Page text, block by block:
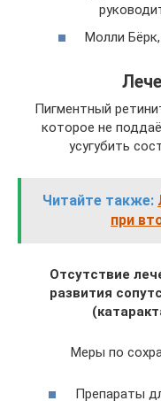
Молли
Пигментный
которое не
усугубить
Читайте также:
при
Отсутствие
развития
Меры по
Препараты